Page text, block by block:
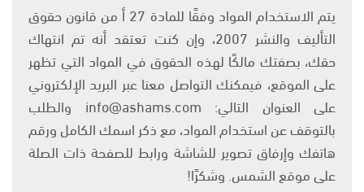
يتم الاستخدام المواد وفقًا للمادة 27 أ من قانون حقوق
التأليف والنشر 2007، وإن كنت تعتقد أنه تم انتهاك
حقك، بصفتك مالكًا لهذه الحقوق في المواد التي تظهر
على الموقع، فيمكنك التواصل معنا عبر البريد الإلكتروني
على العنوان التالي: info@ashams.com والطلب
بالتوقف عن استخدام المواد، مع ذكر اسمك الكامل ورقم
هاتفك وإرفاق تصوير للشاشة ورابط للصفحة ذات الصلة
على موقع الشمس. وشكرًا!